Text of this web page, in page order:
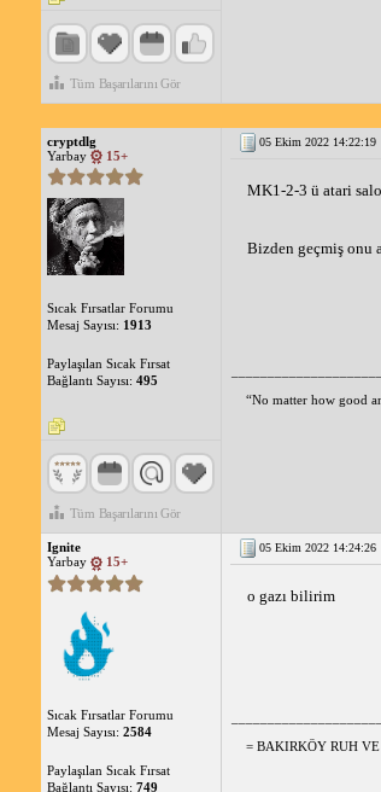
Tüm Başarılarını Gör
cryptdlg
Yarbay
15+
Sıcak Fırsatlar Forumu
Mesaj Sayısı: 1913
Paylaşılan Sıcak Fırsat
Bağlantı Sayısı: 495
Tüm Başarılarını Gör
05 Ekim 2022 14:22:19
MK1-2-3 ü atari
Bizden geçmiş onu
“No matter how good
Ignite
Yarbay
15+
Sıcak Fırsatlar Forumu
Mesaj Sayısı: 2584
Paylaşılan Sıcak Fırsat
Bağlantı Sayısı: 749
05 Ekim 2022 14:24:26
o gazı bilirim
= BAKIRKÖY RUH